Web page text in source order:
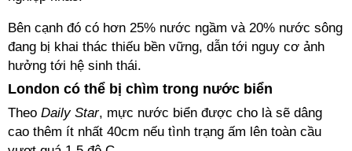
Bên cạnh đó có hơn 25% nước ngầm và 20% nước sông
đang bị khai thác thiếu bền vững, dẫn tới nguy cơ ảnh
hưởng tới hệ sinh thái.
London có thể bị chìm trong nước biển
Theo Daily Star, mực nước biển được cho là sẽ dâng
cao thêm ít nhất 40cm nếu tình trạng ấm lên toàn cầu